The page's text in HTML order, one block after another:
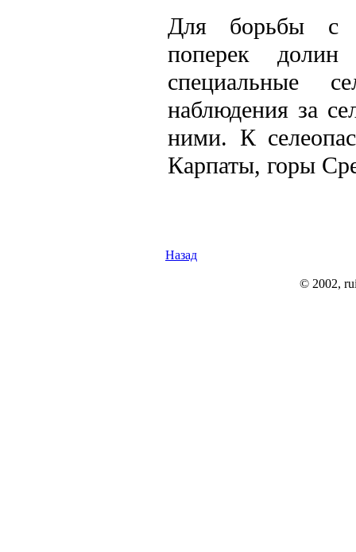
Для борьбы с
поперек
специальные
наблюдения за
ними. К
Карпаты, горы
Назад
© 2002,